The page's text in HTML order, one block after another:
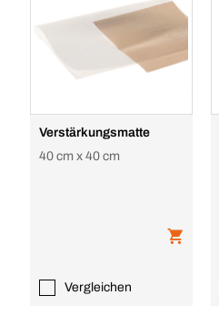
Verstärkungsmatte
40 cm x 40 cm
Vergleichen